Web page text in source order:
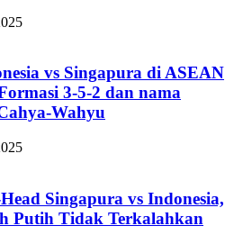
vs Singapura di ASEAN
3-5-2 dan nama
Wahyu
Singapura vs Indonesia,
Putih Tidak Terkalahkan